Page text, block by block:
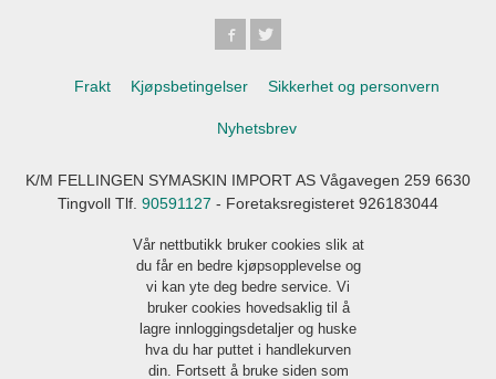
Frakt Kjøpsbetingelser Sikkerhet og personvern
Nyhetsbrev
K/M FELLINGEN SYMASKIN IMPORT AS Vågavegen 259 6630
Tingvoll Tlf. 90591127 - Foretaksregisteret 926183044
Vår nettbutikk bruker cookies slik at
du får en bedre kjøpsopplevelse og
vi kan yte deg bedre service. Vi
bruker cookies hovedsaklig til å
lagre innloggingsdetaljer og huske
hva du har puttet i handlekurven
din. Fortsett å bruke siden som